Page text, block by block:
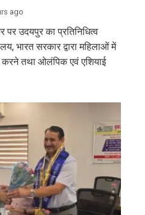
ago
पर उदयपुर का प्रतिनिधित्व
भारत सरकार द्वारा महिलाओं में
करने तथा ओलंपिक एवं एशियाई